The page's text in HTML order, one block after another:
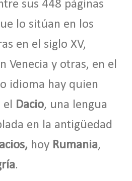
sus 448 páginas
lo sitúan en los
en el siglo XV,
Venecia y otras, en el
idioma hay quien
Dacio, una lengua
en la antigüedad
hoy Rumania,
.